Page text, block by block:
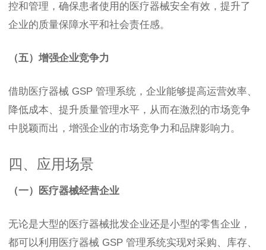
控和管理，确保患者使用的医疗器械安全有效，提升了
企业的质量保障水平和社会责任感。
（五）增强企业竞争力
借助医疗器械 GSP 管理系统，企业能够提高运营效率、
降低成本、提升质量管理水平，从而在激烈的市场竞争
中脱颖而出，增强企业的市场竞争力和品牌影响力。
四、应用场景
（一）医疗器械经营企业
无论是大型的医疗器械批发企业还是小型的零售企业，
都可以利用医疗器械 GSP 管理系统实现对采购、库存、